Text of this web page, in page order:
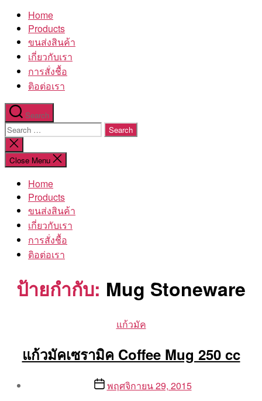
โรงงานHome
Products
ขนส่งสินค้า
เกี่ยวกับเรา
การสั่งชื้อ
ติอต่อเรา
Search
Search
for:
Close
search
Close Menu
Home
Products
ขนส่งสินค้า
เกี่ยวกับเรา
การสั่งชื้อ
ติอต่อเรา
ป้ายกำกับ: Mug Stoneware
Categories
แก้วมัค
แก้วมัคเซรามิค Coffee Mug 250 cc
Postพฤศจิกายน 29, 2015